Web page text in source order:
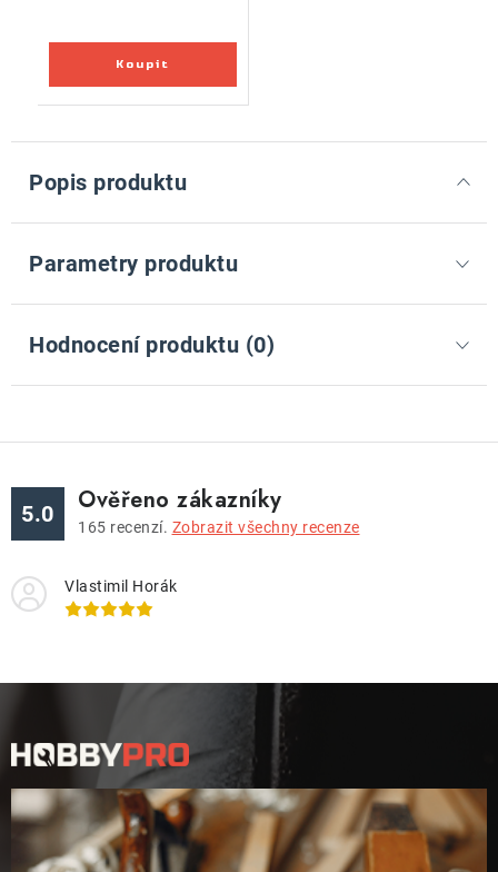
Popis produktu
Parametry produktu
Hodnocení produktu (0)
5.0 Ověřeno zákazníky
165 recenzí. Zobrazit všechny recenze
Vlastimil Horák
p
a